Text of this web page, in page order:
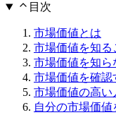
目次
市場価値とは
市場価値を知る
市場価値を知ら
市場価値を確認
市場価値の高い
自分の市場価